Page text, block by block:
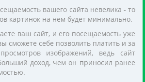
вашего сайта невелика - то
картинок на нем будет минимально.
ваш сайт, и его посещаемость уже
сможете себе позволить платить и за
изображений, ведь сайт
доход, чем он приносил ранее